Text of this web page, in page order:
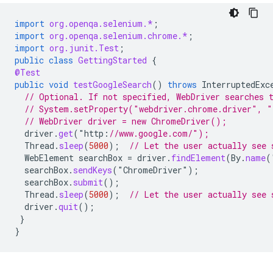
import org.openqa.selenium.* ;
import org.openqa.selenium.chrome.* ;
import org.junit.Test ;
public class GettingStarted {
@Test
public void testGoogleSearch() throws
// Optional. If not specified, WebDriver searches
// System.setProperty("webdriver.chrome.driver",
// WebDriver driver = new ChromeDriver();
driver .get( "http : //www.google.com/");
Thread . sleep(5000);
// Let the user actually see
WebElement searchBox = driver . findElement(By.name(
searchBox. sendKeys( "ChromeDriver" );
searchBox. submit();
Thread . sleep(5000);
// Let the user actually see
driver .quit();
}
}